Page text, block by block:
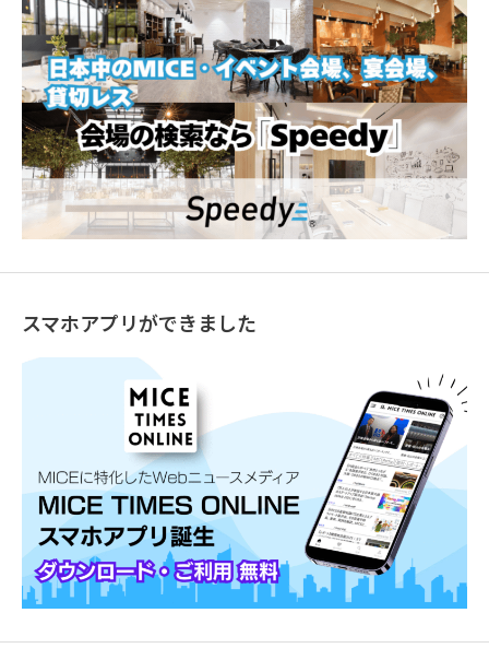
スマホアプリができました